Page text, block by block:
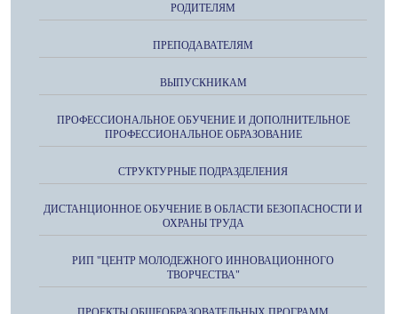
РОДИТЕЛЯМ
ПРЕПОДАВАТЕЛЯМ
ВЫПУСКНИКАМ
ПРОФЕССИОНАЛЬНОЕ ОБУЧЕНИЕ И ДОПОЛНИТЕЛЬНОЕ
ПРОФЕССИОНАЛЬНОЕ ОБРАЗОВАНИЕ
СТРУКТУРНЫЕ ПОДРАЗДЕЛЕНИЯ
ДИСТАНЦИОННОЕ ОБУЧЕНИЕ В ОБЛАСТИ БЕЗОПАСНОСТИ И
ОХРАНЫ ТРУДА
РИП "ЦЕНТР МОЛОДЕЖНОГО ИННОВАЦИОННОГО
ТВОРЧЕСТВА"